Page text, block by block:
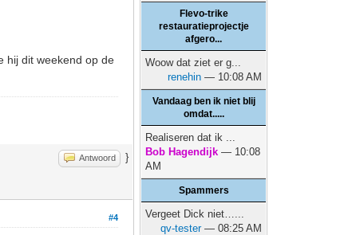
hij dit weekend op de
Antwoord }
#4
Flevo-trike
restauratieprojectje
afgero...
Woow dat ziet er g...
renehin — 10:08 AM
Vandaag ben ik niet blij
omdat.....
Realiseren dat ik ...
Bob Hagendijk — 10:08
AM
Spammers
Vergeet Dick niet…...
qv-tester— 08:25 AM